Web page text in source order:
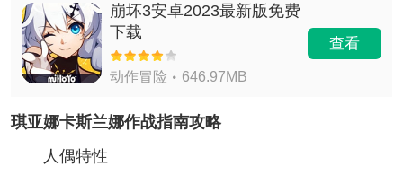
崩坏3安卓2023最新版免费
下载
动作冒险 646.97MB
查看
琪亚娜卡斯兰娜作战指南攻略
人偶特性